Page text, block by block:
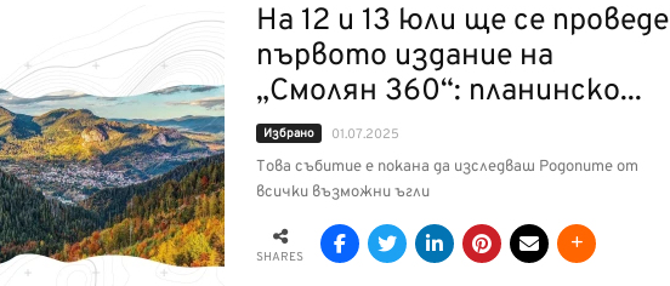
На 12 и 13 юли ще се проведе
първото издание на
„Смолян 360“: планинско...
Избрано 01.07.2025
Това събитие е покана да изследваш Родопите от
всички възможни ъгли
SHARES